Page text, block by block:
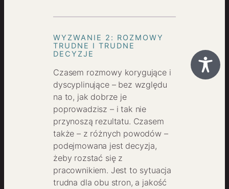
WYZWANIE 2: ROZMOWY
TRUDNE I TRUDNE
DECYZJE
Czasem rozmowy korygujące i
dyscyplinujące – bez względu
na to, jak dobrze je
poprowadzisz – i tak nie
przynoszą rezultatu. Czasem
także – z różnych powodów –
podejmowana jest decyzja,
żeby rozstać się z
pracownikiem. Jest to sytuacja
trudna dla obu stron, a jakość